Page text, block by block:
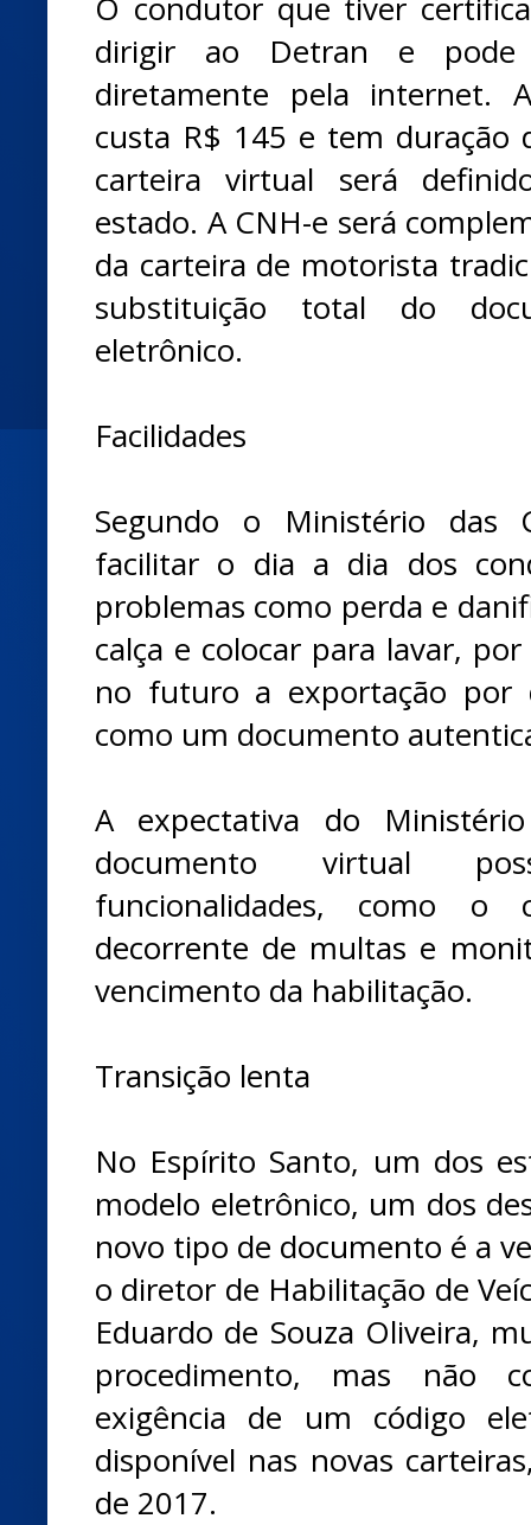
dirigir ao Detran e pode
diretamente pela internet.
custa R$ 145 e tem duração
carteira virtual será
estado. A CNH-e será
da carteira de motorista
substituição total do
eletrônico.
Facilidades
Segundo o Ministério das
facilitar o dia a dia dos
problemas como perda e
calça e colocar para lavar,
no futuro a exportação por
como um documento
A expectativa do
documento virtual
funcionalidades, como o
decorrente de multas e
vencimento da habilitação.
Transição lenta
No Espírito Santo, um dos
modelo eletrônico, um dos
novo tipo de documento é a
o diretor de Habilitação de
Eduardo de Souza Oliveira,
procedimento, mas não
exigência de um código
disponível nas novas
de 2017.